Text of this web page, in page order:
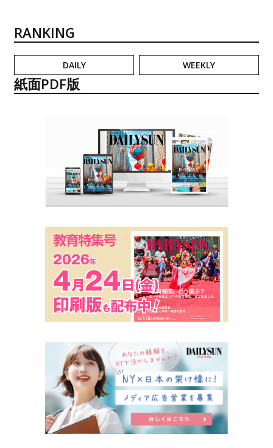
RANKING
DAILY WEEKLY
紙面PDF版